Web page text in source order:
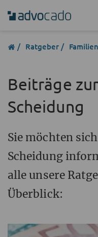
Ratgeber
Beiträge
Scheidung
Sie möchten
Scheidung
alle unsere
Überblick: